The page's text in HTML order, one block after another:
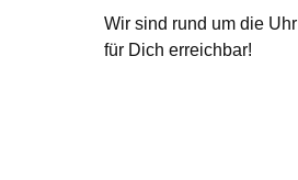
Wir sind rund um die Uhr
für Dich erreichbar!